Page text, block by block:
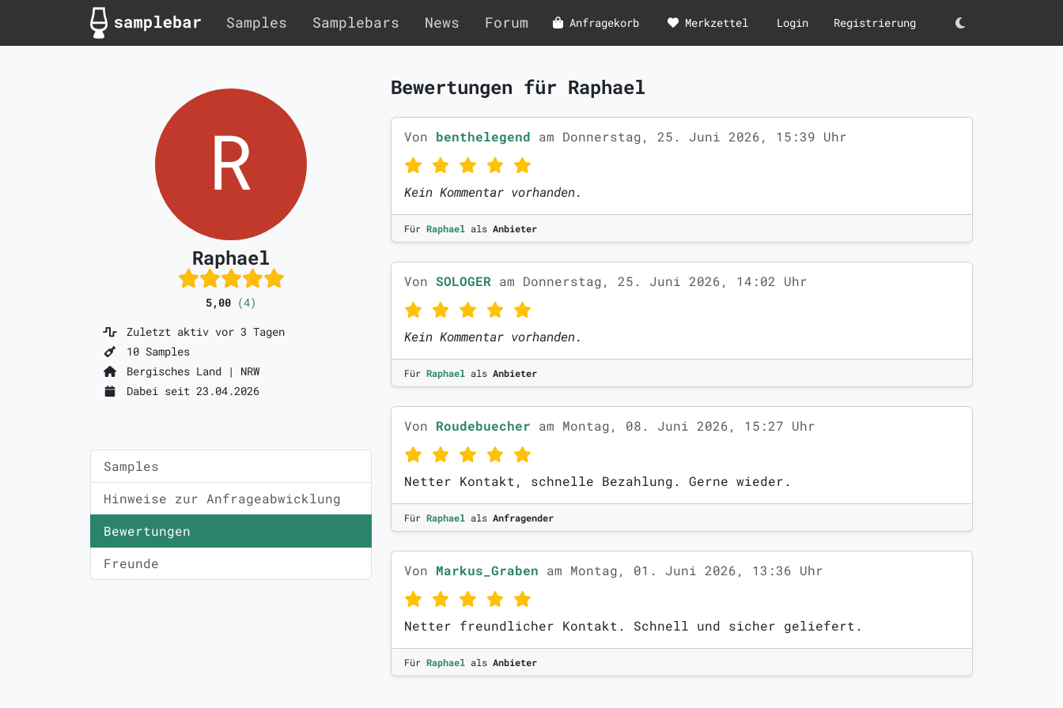
Samples Samplebars News Forum Anfragekorb Merkzettel Login Registrierung Darkmode
Raphael
5,00 (4)
Zuletzt aktiv vor 3 Tagen
10 Samples
Bergisches Land | NRW
Dabei seit 23.04.2026
Samples
Hinweise zur Anfrageabwicklung
Bewertungen
Freunde
Bewertungen für Raphael
Von benthelegend am Donnerstag, 25. Juni 2026, 15:39 Uhr
Kein Kommentar vorhanden.
Für Raphael als Anbieter
Von SOLOGER am Donnerstag, 25. Juni 2026, 14:02 Uhr
Kein Kommentar vorhanden.
Für Raphael als Anbieter
Von Roudebuecher am Montag, 08. Juni 2026, 15:27 Uhr
Netter Kontakt, schnelle Bezahlung. Gerne wieder.
Für Raphael als Anfragender
Von Markus_Graben am Montag, 01. Juni 2026, 13:36 Uhr
Netter freundlicher Kontakt. Schnell und sicher geliefert.
Für Raphael als Anbieter